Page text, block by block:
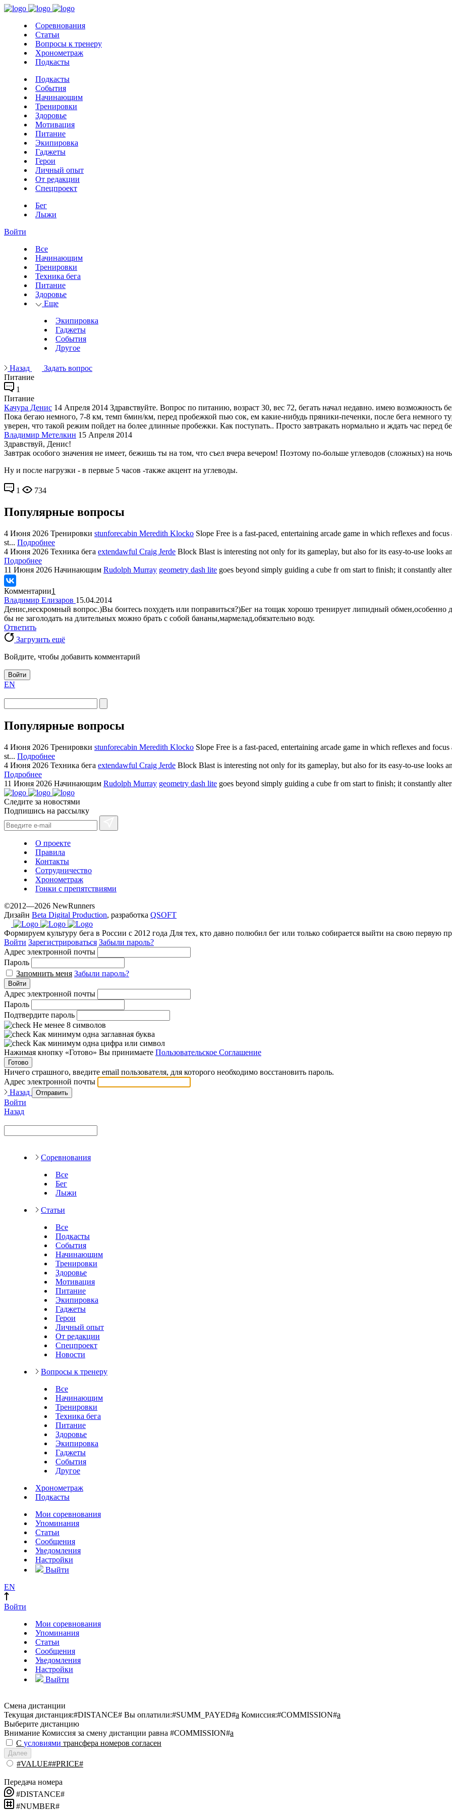
Соревнования
Статьи
Вопросы к тренеру
Хронометраж
Подкасты
Подкасты
События
Начинающим
Тренировки
Здоровье
Мотивация
Питание
Экипировка
Гаджеты
Герои
Личный опыт
От редакции
Спецпроект
Бег
Лыжи
Войти
Все
Начинающим
Тренировки
Техника бега
Питание
Здоровье
Еще
Экипировка
Гаджеты
События
Другое
Назад
Задать вопрос
Питание
1
Питание
Качура Денис 14 Апреля 2014 Здравствуйте. Вопрос по питанию, возраст 30, вес 72, бегать начал недавно. имею возможность
Пока бегаю немного, 7-8 км, темп 6мин/км, перед пробежкой пью сок, ем какие-нибудь пряники-печенки, после бега немного
уверен, что такой режим пойдет на более длинные пробежки. Как поступать.. Просто завтракать нормально и ждать час перед
Владимир Метелкин 15 Апреля 2014
Здравствуй, Денис!
Завтрак особого значения не имеет, бежишь ты на том, что съел вчера вечером! Поэтому по-больше углеводов (сложных) на
Ну и после нагрузки - в первые 5 часов -также акцент на углеводы.
1 734
Популярные вопросы
4 Июня 2026 Тренировки stunforecabin Meredith Klocko Slope Free is a fast-paced, entertaining arcade game in which reflexes and
st... Подробнее
4 Июня 2026 Техника бега extendawful Craig Jerde Block Blast is interesting not only for its gameplay, but also for its easy-to-use looks
Подробнее
11 Июня 2026 Начинающим Rudolph Murray geometry dash lite goes beyond simply guiding a cube fr om start to finish; it constantly
Комментарии1
Владимир Елизаров 15.04.2014
Денис,нескромный вопрос.)Вы боитесь похудеть или поправиться?)Бег на тощак хорошо тренирует липидный обмен,особенно
бы не заголодать на длительных можно брать с собой бананы,мармелад,обязательно воду.
Ответить
Загрузить ещё
Войдите, чтобы добавить комментарий
Войти
EN
Популярные вопросы
4 Июня 2026 Тренировки stunforecabin Meredith Klocko Slope Free is a fast-paced, entertaining arcade game in which reflexes and
st... Подробнее
4 Июня 2026 Техника бега extendawful Craig Jerde Block Blast is interesting not only for its gameplay, but also for its easy-to-use looks
Подробнее
11 Июня 2026 Начинающим Rudolph Murray geometry dash lite goes beyond simply guiding a cube fr om start to finish; it constantly
Следите за новостями
Подпишись на рассылку
О проекте
Правила
Контакты
Сотрудничество
Хронометраж
Гонки с препятствиями
©2012—2026 NewRunners
Дизайн Beta Digital Production, разработка QSOFT
Формируем культуру бега в России с 2012 года Для тех, кто давно полюбил бег или только собирается выйти на свою первую
Войти Зарегистрироваться Забыли пароль?
Адрес электронной почты
Пароль
Запомнить меня Забыли пароль?
Войти
Адрес электронной почты
Пароль
Подтвердите пароль
Не менее 8 символов
Как минимум одна заглавная буква
Как минимум одна цифра или символ
Нажимая кнопку «Готово» Вы принимаете Пользовательское Соглашение
Готово
Ничего страшного, введите email пользователя, для которого необходимо восстановить пароль.
Адрес электронной почты
Назад
Отправить
Войти
Назад
Соревнования
Все
Бег
Лыжи
Статьи
Все
Подкасты
События
Начинающим
Тренировки
Здоровье
Мотивация
Питание
Экипировка
Гаджеты
Герои
Личный опыт
От редакции
Спецпроект
Новости
Вопросы к тренеру
Все
Начинающим
Тренировки
Техника бега
Питание
Здоровье
Экипировка
Гаджеты
События
Другое
Хронометраж
Подкасты
Мои соревнования
Упоминания
Статьи
Сообщения
Уведомления
Настройки
Выйти
EN
Войти
Мои соревнования
Упоминания
Статьи
Сообщения
Уведомления
Настройки
Выйти
Смена дистанции
Текущая дистанция:#DISTANCE# Вы оплатили:#SUMM_PAYED#a Комиссия:#COMMISSION#a
Выберите дистанцию
Внимание Комиссия за смену дистанции равна #COMMISSION#a
С условиями трансфера номеров согласен
Далее
#VALUE##PRICE#
Передача номера
#DISTANCE#
#NUMBER#